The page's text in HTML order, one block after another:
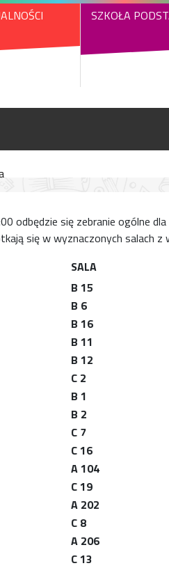
SZKOŁA
odbędzie się zebranie ogólne
się w wyznaczonych salach z
SALA
B 15
B 6
B 16
B 11
B 12
C 2
B 1
B 2
C 7
C 16
A 104
C 19
A 202
C 8
A 206
C 13